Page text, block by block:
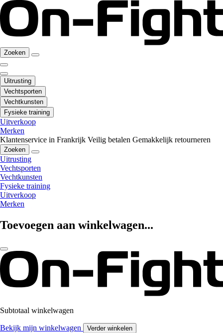
Zoeken
Uitrusting
Vechtsporten
Vechtkunsten
Fysieke training
Uitverkoop
Merken
Klantenservice in Frankrijk Veilig betalen Gemakkelijk retourneren
Zoeken
Uitrusting
Vechtsporten
Vechtkunsten
Fysieke training
Uitverkoop
Merken
Toevoegen aan winkelwagen...
Subtotaal winkelwagen
Bekijk mijn winkelwagen Verder winkelen